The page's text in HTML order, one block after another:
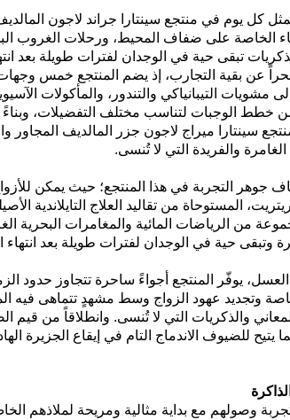
يمثل كل يوم في منتجع سينتارا جراند لاجون
على ضفاف المحيط، ورحلات الغروب
تبقى حية في الوجدان لفترات طويلة بعد
عن بقية التجارب، إذ يضم المنتجع خمس وجهات
مشويات لتيبانياكي والتندور ، والمأكولات
خطط الوجبات لتناسب مختلف التفضيلات،
ع سينتارا ميراج لاجون جزر المالديف المجاور
والفريدة التي لا تُنسى.
جوهر التجربة في هذا المنتجع؛ حيث يمكن
ريتريت، المستوحاة من تقاليد العلاج التايلاندية
من الرياضات المائية والمغامرات البحرية
وتبقى حية في الوجدان لفترات طويلة بعد انتهاء
، يوفّر المنتجع أجواءً ساحرة تتجاوز حدود
وتجديد عهود الزواج وسط مشهدٍ تتماهى فيه
والذكريات التي لا تُنسى. وانطلاقاً من قيم
يتيح للضيوف الاندماج التام في إيقاع الجزيرة
وصولهم مع بداية مثالية ومريحة لملاذهم